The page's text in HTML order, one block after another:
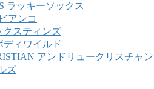
ラッキーソックス
アンコ
クスティンズ
ィワイルド
アンドリュークリスチャン
ズ